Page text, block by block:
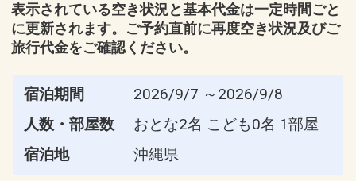
表示されている空き状況と基本代金は一定時間ごと
に更新されます。ご予約直前に再度空き状況及びご
旅行代金をご確認ください。
宿泊期間
2026/9/7 ～2026/9/8
人数・部屋数
おとな2名 こども0名 1部屋
宿泊地
沖縄県